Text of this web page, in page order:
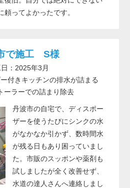
ってよかったです。
で施工 S様
：2025年3月
付きキッチンの排水が詰まる
ーラーでの詰まり除去
丹波市の自宅で、ディスポー
ザーを使うたびにシンクの水
がなかなか引かず、数時間水
が残る日もあり困っていまし
た。市販のスッポンや薬剤も
試しましたが全く改善せず、
水道の達人さんへ連絡しまし